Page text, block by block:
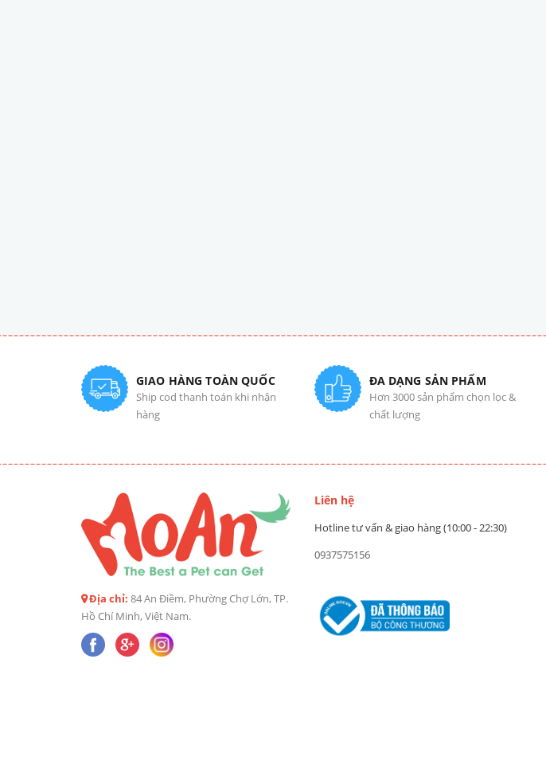
GIAO HÀNG TOÀN QUỐC
Ship cod thanh toán khi nhận
hàng
ĐA DẠNG SẢN PHẨM
Hơn 3000 sản phẩm chọn lọc &
chất lượng
Địa chỉ: 84 An Điềm, Phường Chợ Lớn, TP.
Hồ Chí Minh, Việt Nam.
Liên hệ
Hotline tư vấn & giao hàng (10:00 - 22:30)
0937575156